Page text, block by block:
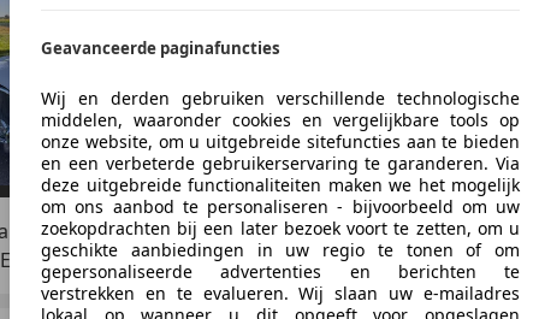
06/1963 18.181 km LPG
Heerde
HEERDE
Geavanceerde paginafuncties
Wij en derden gebruiken verschillende technologische
middelen, waaronder cookies en vergelijkbare tools op
onze website, om u uitgebreide sitefuncties aan te bieden
en een verbeterde gebruikerservaring te garanderen. Via
deze uitgebreide functionaliteiten maken we het mogelijk
om ons aanbod te personaliseren - bijvoorbeeld om uw
zoekopdrachten bij een later bezoek voort te zetten, om u
geschikte aanbiedingen in uw regio te tonen of om
gepersonaliseerde advertenties en berichten te
verstrekken en te evalueren. Wij slaan uw e-mailadres
lokaal op wanneer u dit opgeeft voor opgeslagen